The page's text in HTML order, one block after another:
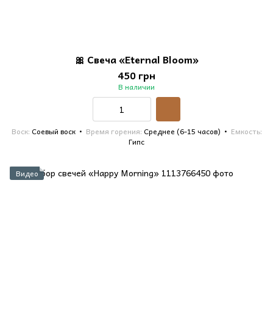
🎀 Свеча «Eternal Bloom»
450 грн
В наличии
Воск Соевый воск Время горения Среднее (6-15 часов)
Емкость
Гипс
Видео